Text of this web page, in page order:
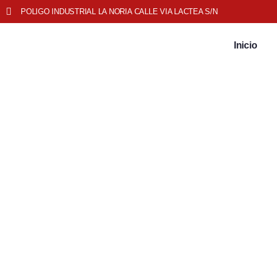
POLIGO INDUSTRIAL LA NORIA CALLE VIA LACTEA S/N
Inicio